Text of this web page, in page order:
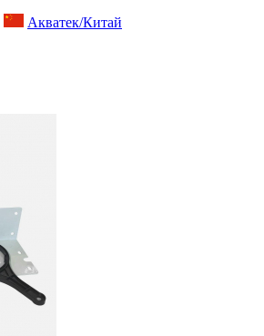
Акватек/Китай